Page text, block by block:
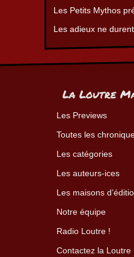
Les Petits Mythos
Les adieux ne
La Loutre
Les Previews
Toutes les
Les catégories
Les auteurs-ices
Les maisons
Notre équipe
Radio Loutre !
Contactez la Loutre